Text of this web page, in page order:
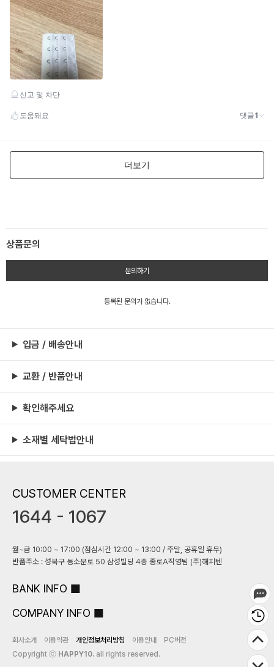
상품문의
문의하기
등록된 문의가 없습니다.
입금 / 배송안내
교환 / 반품안내
확인해주세요
소재별 세탁법안내
CUSTOMER CENTER
1644 - 1067
월~금 10:00 ~ 17:00 (점심시간 12:00 ~ 13:00 / 주말, 공휴일 휴무)
반품주소 : 성북구 동소문로 50 삼성빌딩 4층 종로A직영팀 (주)해피텐
BANK INFO
COMPANY INFO
회사소개 이용약관 개인정보처리방침 이용안내
PC버전
Copyright ⓒ HAPPY10. all rights reserved.